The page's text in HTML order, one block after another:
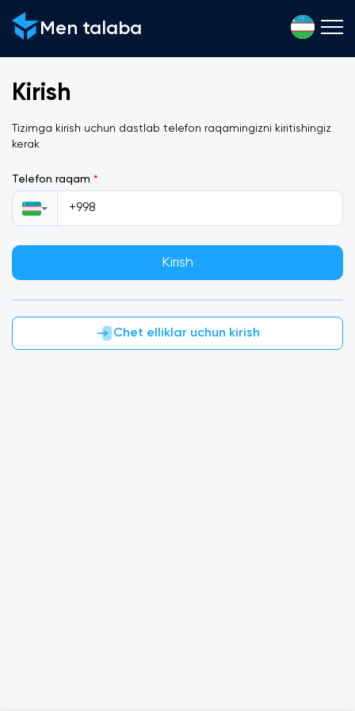
Men talaba
Kirish
Tizimga kirish uchun dastlab telefon raqamingizni kiritishingiz
kerak
Telefon raqam *
Kirish
Chet elliklar uchun kirish